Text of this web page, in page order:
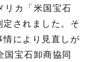
リカ「米国宝石
されました。そ
により見直しが
国宝石卸商協同